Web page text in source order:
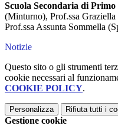
Scuola Secondaria di Primo
(Minturno), Prof.ssa
Prof.ssa Assunta Sommella
Notizie
Questo sito o gli strumenti
cookie necessari al
COOKIE POLICY.
Personalizza Rifiuta tutti i
Gestione cookie